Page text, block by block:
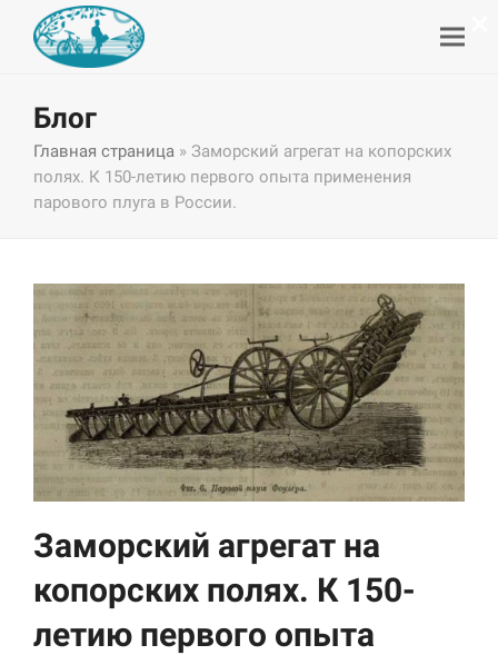
Блог
Главная страница » Заморский агрегат на копорских
полях. К 150-летию первого опыта применения
парового плуга в России.
Заморский агрегат на
копорских полях. К 150-
летию первого опыта